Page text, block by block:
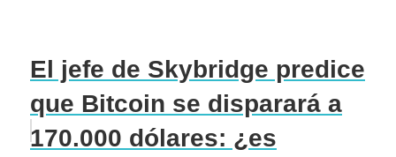
El jefe de Skybridge predice
que Bitcoin se disparará a
170.000 dólares: ¿es